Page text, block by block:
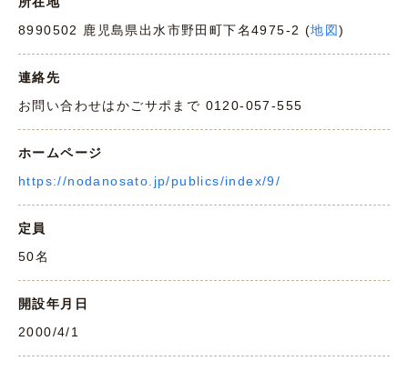
8990502 鹿児島県出水市野田町下名4975-2 (地図)
連絡先
お問い合わせはかごサポまで 0120-057-555
ホームページ
https://nodanosato.jp/publics/index/9/
定員
50名
開設年月日
2000/4/1